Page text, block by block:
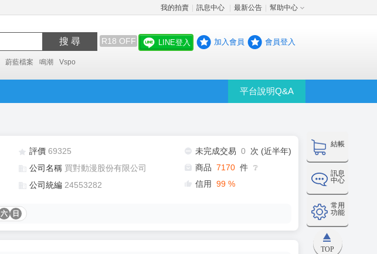
我的拍賣 訊息中心 最新公告 幫助中心
搜 尋 R18 OFF
蔚藍檔案 鳴潮 Vspo
LINE登入 加入會員 會員登入
平台說明Q&A
結帳
訊息
中心
常用
功能
TOP
評價 69325
公司名稱 買對動漫股份有限公司
公司統編 24553282
未完成交易 0
次 (近半年)
商品 7170 件 ❔
信用 99 %
六 日